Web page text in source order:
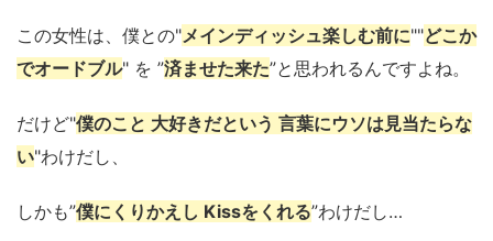
この女性は、僕との"メインディッシュ楽しむ前に""どこか
でオードブル" を ”済ませた来た”と思われるんですよね。
だけど"僕のこと 大好きだという 言葉にウソは見当たらな
い"わけだし、
しかも”僕にくりかえし Kissをくれる”わけだし…